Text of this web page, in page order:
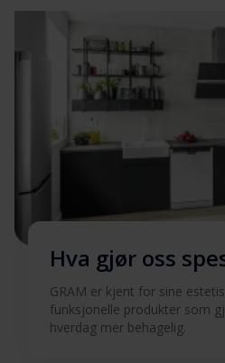
Hva gjør oss
GRAM er kjent for sine
funksjonelle produkter som
hverdag mer behagelig.